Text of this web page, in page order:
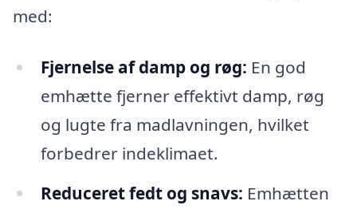
med:
Fjernelse af damp og røg: En god
emhætte fjerner effektivt damp, røg
og lugte fra madlavningen, hvilket
forbedrer indeklimaet.
Reduceret fedt og snavs: Emhætten